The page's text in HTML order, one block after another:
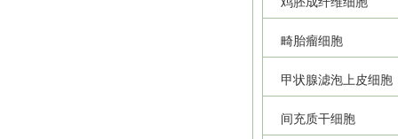
畸胎瘤细胞
甲状腺滤泡上皮细胞
间充质干细胞